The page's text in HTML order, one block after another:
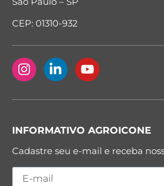
CEP: 01310-932
INFORMATIVO AGROICONE
Cadastre seu e-mail e receba